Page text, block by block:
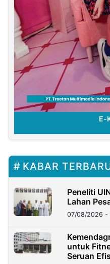
E-
KABAR
Peneliti
Lahan
07/08/2026 -
untuk
Seruan